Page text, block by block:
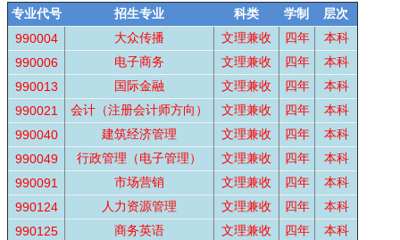
专业代号 招生专业 科类 学制
层次
990004
大众传播 文理兼收 四年
本科
990006
电子商务 文理兼收 四年
本科
990013
国际金融 文理兼收 四年
本科
990021
会计（注册会计师方向） 文理兼收 四年
本科
990040
建筑经济管理 文理兼收 四年
本科
990049
行政管理（电子管理） 文理兼收 四年
本科
990091
市场营销 文理兼收 四年
本科
990124
人力资源管理 文理兼收 四年
本科
990125
商务英语 文理兼收 四年
本科